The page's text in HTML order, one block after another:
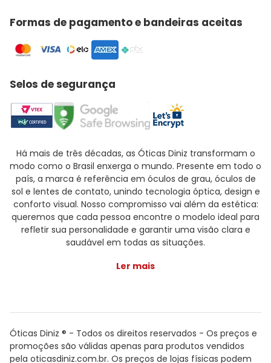
Formas de pagamento e bandeiras aceitas
Selos de segurança
Há mais de três décadas, as Óticas Diniz transformam o
modo como o Brasil enxerga o mundo. Presente em todo o
país, a marca é referência em óculos de grau, óculos de
sol e lentes de contato, unindo tecnologia óptica, design e
conforto visual. Nosso compromisso vai além da estética:
queremos que cada pessoa encontre o modelo ideal para
refletir sua personalidade e garantir uma visão clara e
saudável em todas as situações.
Ler mais
Óticas Diniz ® - Todos os direitos reservados - Os preços e
promoções são válidas apenas para produtos vendidos
pela oticasdiniz.com.br. Os preços de lojas físicas podem